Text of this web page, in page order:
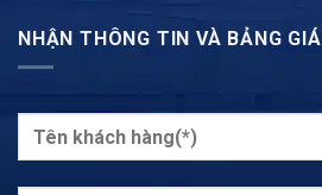
NHẬN THÔNG TIN VÀ BẢNG GIÁ